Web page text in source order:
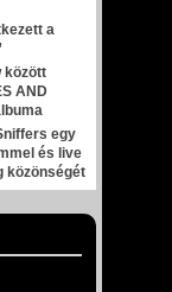
a
között
AND
egy
és live
közönségét